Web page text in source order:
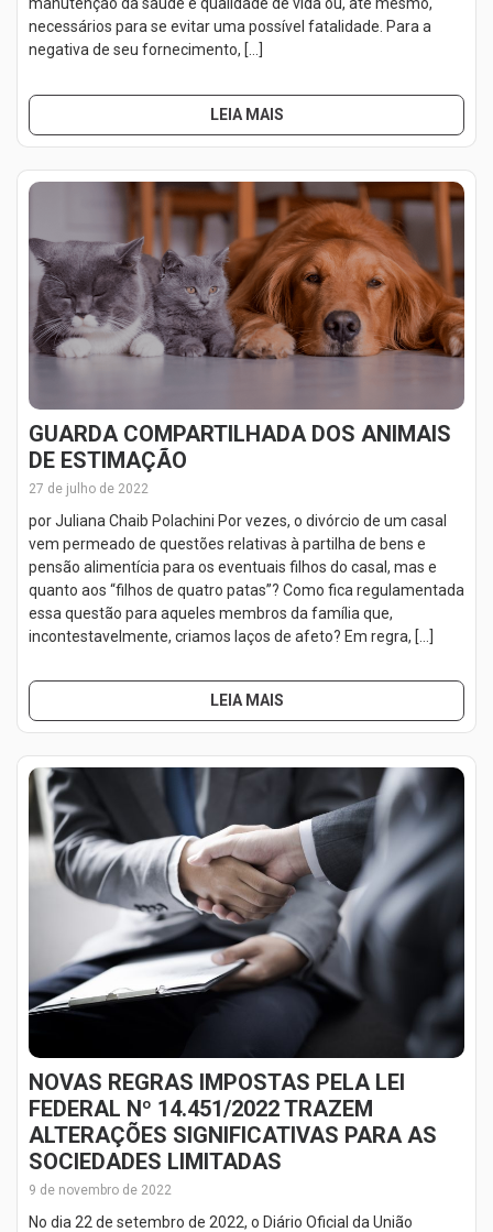
manutenção da saúde e qualidade de vida ou, até mesmo,
necessários para se evitar uma possível fatalidade. Para a
negativa de seu fornecimento, […]
LEIA MAIS
GUARDA COMPARTILHADA DOS ANIMAIS
DE ESTIMAÇÃO
27 de julho de 2022
por Juliana Chaib Polachini Por vezes, o divórcio de um casal
vem permeado de questões relativas à partilha de bens e
pensão alimentícia para os eventuais filhos do casal, mas e
quanto aos “filhos de quatro patas”? Como fica regulamentada
essa questão para aqueles membros da família que,
incontestavelmente, criamos laços de afeto? Em regra, […]
LEIA MAIS
NOVAS REGRAS IMPOSTAS PELA LEI
FEDERAL Nº 14.451/2022 TRAZEM
ALTERAÇÕES SIGNIFICATIVAS PARA AS
SOCIEDADES LIMITADAS
9 de novembro de 2022
No dia 22 de setembro de 2022, o Diário Oficial da União